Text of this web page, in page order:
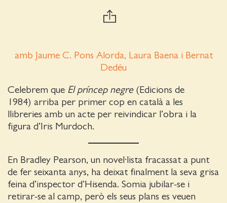
amb Jaume C. Pons Alorda, Laura Baena i Bernat
Dedéu
Celebrem que El príncep negre(Edicions de
1984) arriba per primer cop en català a les
llibreries amb un acte per reivindicar l’obra i la
figura d’Iris Murdoch.
En Bradley Pearson, un novel·lista fracassat a punt
de fer seixanta anys, ha deixat finalment la seva grisa
feina d’inspector d’Hisenda. Somia jubilar-se i
retirar-se al camp, però els seus plans es veuen